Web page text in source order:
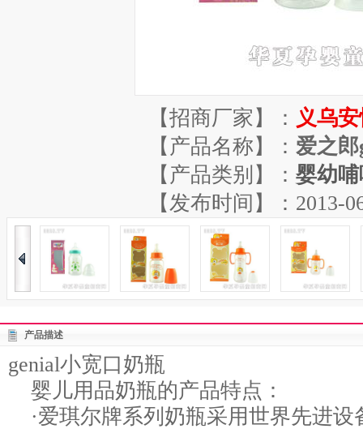
【招商厂家】： 义乌
【产品名称】： 爱之
【产品类别】： 婴幼
【发布时间】：2013-
产品描述
genial小宽口奶瓶
婴儿用品奶瓶的产品特点：
·爱琪尔牌系列奶瓶采用世界先进设